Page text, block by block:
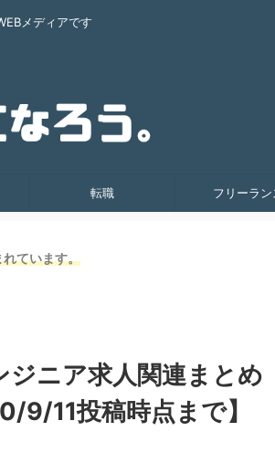
メディアです
転職 フリーラン
ています。
ニア求人関連まとめ
11投稿時点まで】